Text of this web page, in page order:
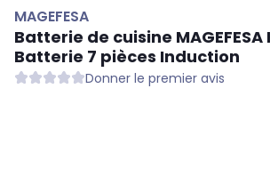
MAGEFESA
Batterie de cuisine MAGEFESA
Batterie 7 pièces Induction
Donner le premier avis